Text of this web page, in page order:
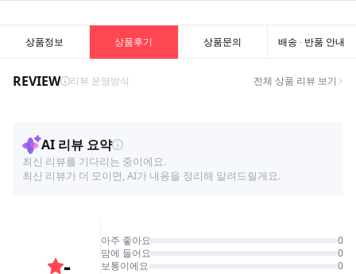
상품정보 상품후기 상품문의 배송 · 반품 안내